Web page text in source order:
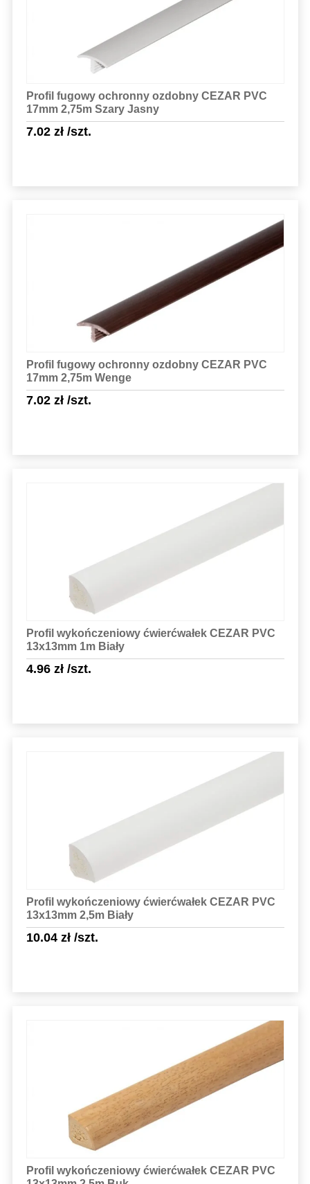
Profil fugowy ochronny ozdobny CEZAR PVC
17mm 2,75m Szary Jasny
7.02 zł/szt.
Profil fugowy ochronny ozdobny CEZAR PVC
17mm 2,75m Wenge
7.02 zł/szt.
Profil wykończeniowy ćwierćwałek CEZAR PVC
13x13mm 1m Biały
4.96 zł/szt.
Profil wykończeniowy ćwierćwałek CEZAR PVC
13x13mm 2,5m Biały
10.04 zł/szt.
Profil wykończeniowy ćwierćwałek CEZAR PVC